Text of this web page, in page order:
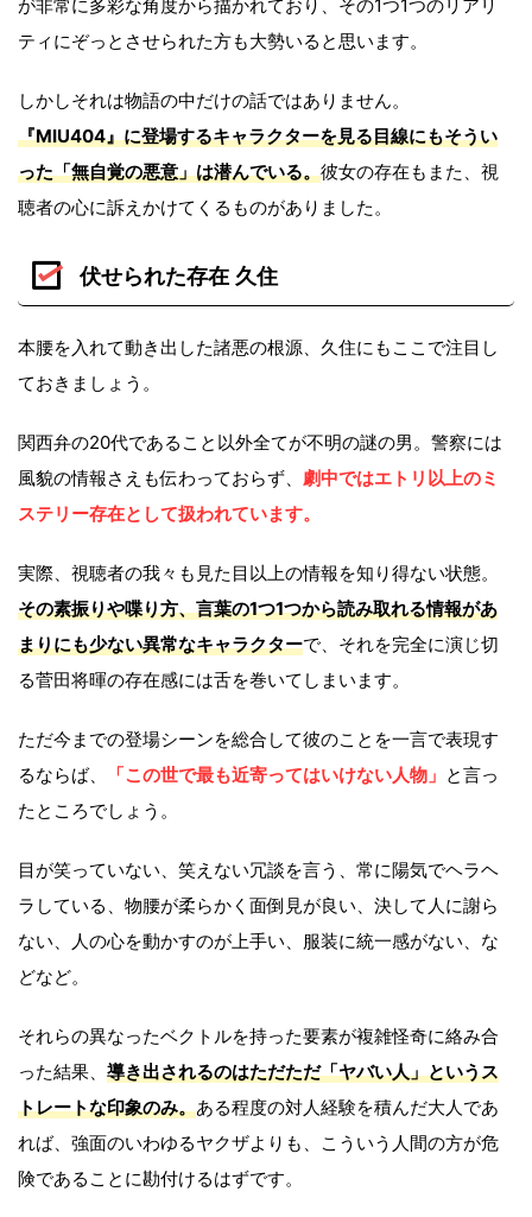
が非常に多彩な角度から描かれており、その1つ1つのリアリ
ティにぞっとさせられた方も大勢いると思います。
しかしそれは物語の中だけの話ではありません。
『MIU404』に登場するキャラクターを見る目線にもそうい
った「無自覚の悪意」は潜んでいる。彼女の存在もまた、視
聴者の心に訴えかけてくるものがありました。
伏せられた存在 久住
本腰を入れて動き出した諸悪の根源、久住にもここで注目し
ておきましょう。
関西弁の20代であること以外全てが不明の謎の男。警察には
風貌の情報さえも伝わっておらず、 劇中ではエトリ以上のミ
ステリー存在として扱われています。
実際、視聴者の我々も見た目以上の情報を知り得ない状態。
その素振りや喋り方、言葉の1つ1つから読み取れる情報があ
まりにも少ない異常なキャラクターで、それを完全に演じ切
る菅田将暉の存在感には舌を巻いてしまいます。
ただ今までの登場シーンを総合して彼のことを一言で表現す
るならば、
「この世で最も近寄ってはいけない人物」 と言っ
たところでしょう。
目が笑っていない、笑えない冗談を言う、常に陽気でヘラヘ
ラしている、物腰が柔らかく面倒見が良い、決して人に謝ら
ない、人の心を動かすのが上手い、服装に統一感がない、な
どなど。
それらの異なったベクトルを持った要素が複雑怪奇に絡み合
った結果、 導き出されるのはただただ「ヤバい人」というス
トレートな印象のみ。ある程度の対人経験を積んだ大人であ
れば、強面のいわゆるヤクザよりも、こういう人間の方が危
険であることに勘付けるはずです。